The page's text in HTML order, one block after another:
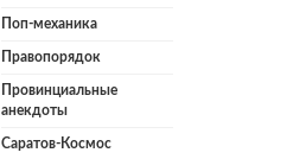
Поп-механика
Правопорядок
Провинциальные
анекдоты
Саратов-Космос